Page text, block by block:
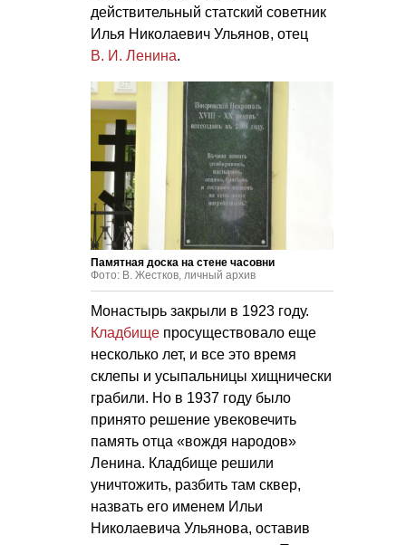
действительный статский советник
Илья Николаевич Ульянов, отец
В. И. Ленина.
Памятная доска на стене часовни
Фото: В. Жестков, личный архив
Монастырь закрыли в 1923 году.
Кладбище просуществовало еще
несколько лет, и все это время
склепы и усыпальницы хищнически
грабили. Но в 1937 году было
принято решение увековечить
память отца «вождя народов»
Ленина. Кладбище решили
уничтожить, разбить там сквер,
назвать его именем Ильи
Николаевича Ульянова, оставив